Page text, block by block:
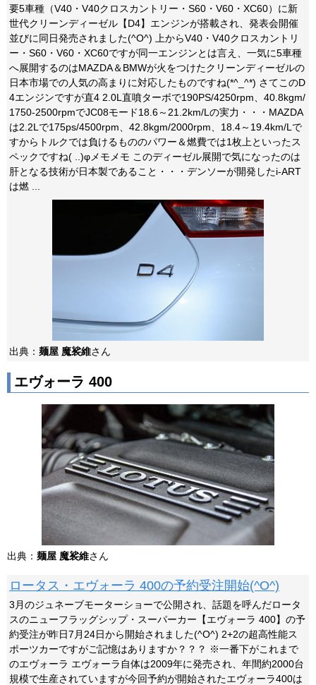
要5車種（V40・V40クロスカントリー・S60・V60・XC60）に新
世代クリーンディーゼル【D4】エンジンが搭載され、発表会開催
並びに同日発売されました(^O^) 上からV40・V40クロスカントリ
ー・S60・V60・XC60ですが同一エンジンとは言え、一気に5車種
へ展開するのはMAZDA＆BMWが火をつけたクリーンディーゼルの
日本市場での人気の高まりに対応したものですね(*^_^*) さてこのD
4エンジンですが直4 2.0L直噴ターボで190PS/4250rpm、40.8kgm/
1750-2500rpmでJC08モード18.6～21.2km/Lの実力・・・MAZDA
は2.2Lで175ps/4500rpm、42.8kgm/2000rpm、18.4～19.4km/Lで
すからトルクでは負けるもののパワー＆燃費では1枚上といったス
ペックですね( ..)φメモメモ このディーゼル展開で気になったのは
肝となる技術が日本製であること・・・デンソーが開発したi-ART
は燃 ...
出典： 麺屋 魔裟維さん
エヴォーラ 400
出典： 麺屋 魔裟維さん
ロータス・エヴォーラ 400の予約受注開始(^O^)
3月のジュネーブモーターショーで公開され、話題を呼んだロータ
スのニューフラッグシップ・スーパーカー【エヴォーラ 400】の予
約受注が昨日7月24日から開始されました(^O^) 2+2の超高性能ス
ポーツカーですがご記憶はありますか？？？ ※一番下がこれまで
のエヴォーラ エヴォーラ自体は2009年に発売され、年間約2000台
規模で生産されていますが今回予約が開始されたエヴォーラ400は